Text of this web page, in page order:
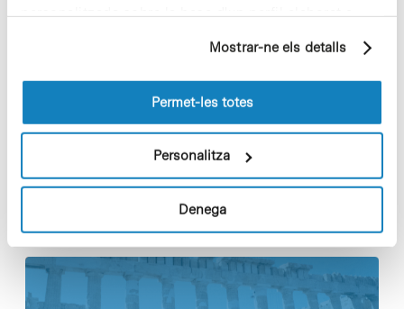
personalitzada sobre la base d'un perfil elaborat a
pàgines visitades). Per a obtenir més informació sobre
les cookies pot consultar laPolítica de cookiesdel
Mostrar-ne els detalls
Permet-les totes
Personalitza
Denega
Share
Notícies més vistes